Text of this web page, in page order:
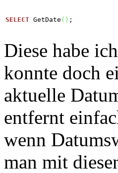
SELECT GetDate ( ) ;
Diese habe
konnte doch
aktuelle
entfernt
wenn
man mit